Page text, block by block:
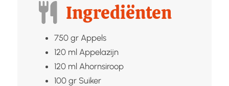
Ingrediënten
750 gr Appels
120 ml Appelazijn
120 ml Ahornsiroop
100 gr Suiker